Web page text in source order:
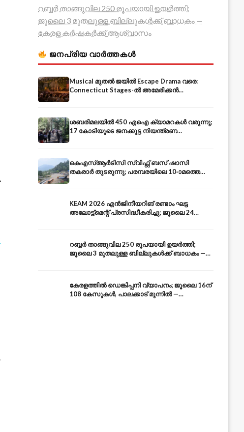
റബ്ബർ താങ്ങുവില 250 രൂപയായി ഉയർത്തി;
ജൂലൈ 3 മുതലുള്ള ബില്ലുകൾക്ക് ബാധകം —
കേരള കർഷകർക്ക് ആശ്വാസം
ജനപ്രിയ വാർത്തകൾ
Musical മുതൽ ജയിൽ Escape Drama വരെ:
Connecticut Stages-ൽ അമേരിക്കൻ
ശബരിമലയിൽ 450 എഐ ക്യാമറകൾ വരുന്നു;
17 കോടിയുടെ ജനക്കൂട്ട നിയന്ത്രണ
കെഎസ്ആർടിസി സ്വിഫ്റ്റ് ബസ് ഷാസി
തകരാർ തുടരുന്നു; പരമ്പരയിലെ 10-ാമത്തെ
KEAM 2026 എൻജിനീയറിങ് രണ്ടാം ഘട്ട
അലോട്ട്മെന്റ് പ്രസിദ്ധീകരിച്ചു; ജൂലൈ 24
റബ്ബർ താങ്ങുവില 250 രൂപയായി ഉയർത്തി;
ജൂലൈ 3 മുതലുള്ള ബില്ലുകൾക്ക് ബാധകം —
കേരളത്തിൽ ഡെങ്കിപ്പനി വ്യാപനം; ജൂലൈ 16ന്
108 കേസുകൾ, പാലക്കാട് മുന്നിൽ —